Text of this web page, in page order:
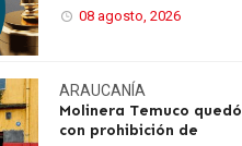
08 agosto, 2026
ARAUCANÍA
Molinera Temuco quedó
con prohibición de